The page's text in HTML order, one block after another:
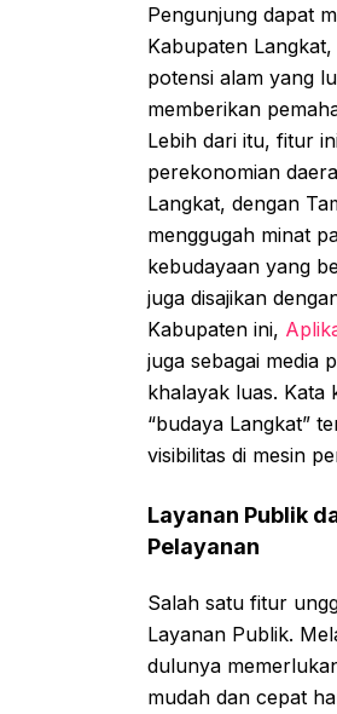
Pengunjung dapat
Kabupaten
potensi alam yang
memberikan
Lebih dari itu, fitur
perekonomian
Langkat, dengan
menggugah minat
kebudayaan yang
juga disajikan
Kabupaten ini,
juga sebagai media
khalayak luas. Kata
“budaya Langkat”
visibilitas di mesin
Layanan Publik
Pelayanan
Salah satu fitur
Layanan Publik.
dulunya
mudah dan cepat